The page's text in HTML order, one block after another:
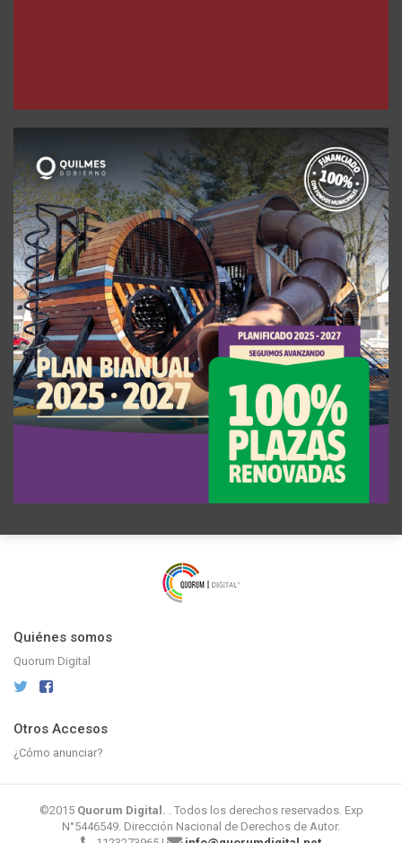
Quiénes somos
Quorum Digital
Otros Accesos
¿Cómo anunciar?
©2015 Quorum Digital. . Todos los derechos reservados. Exp
N°5446549. Dirección Nacional de Derechos de Autor.